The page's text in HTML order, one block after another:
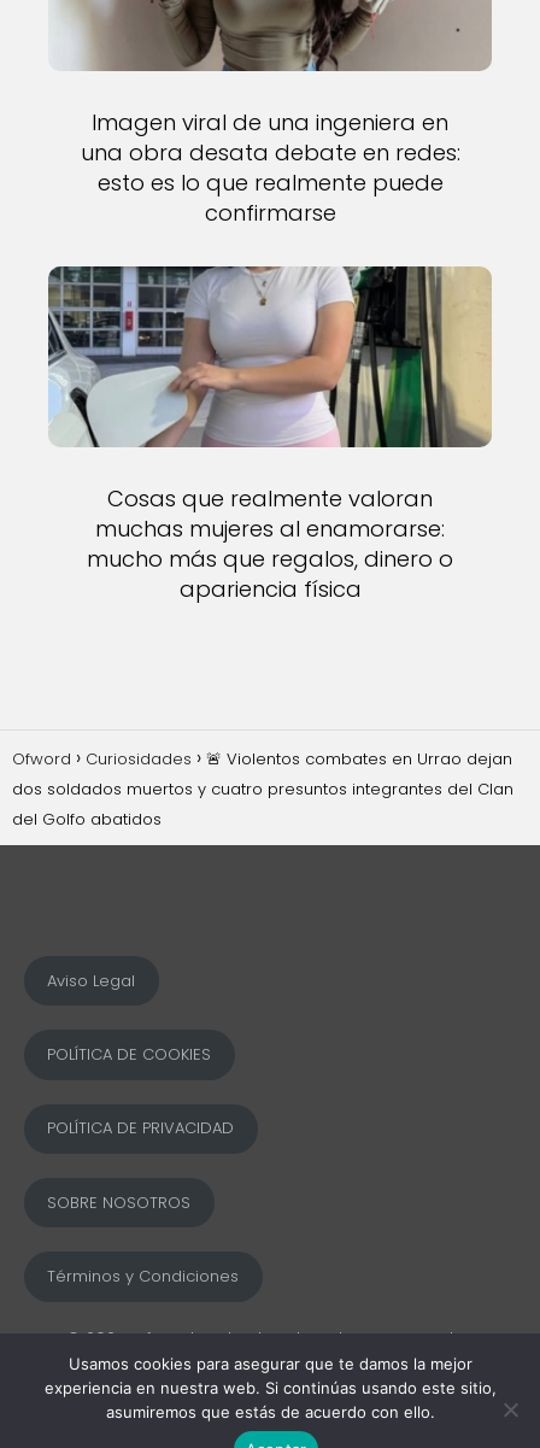
Imagen viral de una ingeniera en
una obra desata debate en redes:
esto es lo que realmente puede
confirmarse
Cosas que realmente valoran
muchas mujeres al enamorarse:
mucho más que regalos, dinero o
apariencia física
Ofword Curiosidades
🚨 Violentos combates en Urrao dejan
dos soldados muertos y cuatro presuntos integrantes del Clan
del Golfo abatidos
Aviso Legal
POLÍTICA DE COOKIES
POLÍTICA DE PRIVACIDAD
SOBRE NOSOTROS
Términos y Condiciones
© 2025 Ofword Todos los derechos reservados
Usamos cookies para asegurar que te damos la mejor
experiencia en nuestra web. Si continúas usando este sitio,
asumiremos que estás de acuerdo con ello.